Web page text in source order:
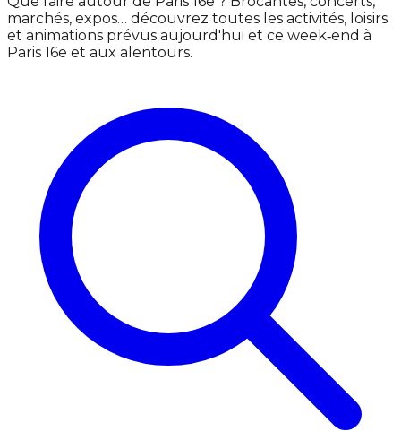
marchés, expos… découvrez toutes les activités, loisirs
et animations prévus aujourd'hui et ce week‑end à
Paris 16e et aux alentours.